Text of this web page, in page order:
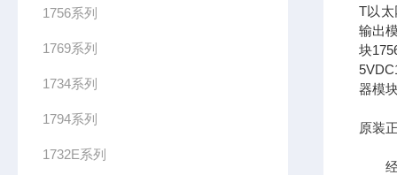
1756系列
1769系列
1734系列
1794系列
1732E系列
T以太
输出
块
器模
原装
经过